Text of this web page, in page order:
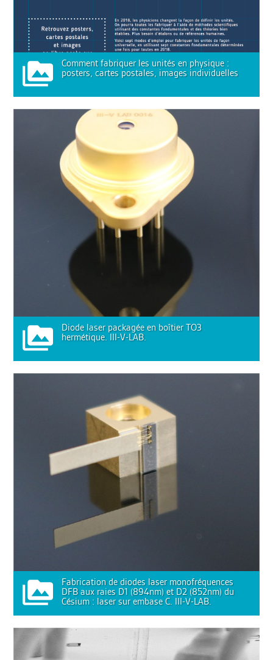
Comment fabriquer les unités en physique :
posters, cartes postales, images individuelles
Diode laser packagée en boîtier TO3
hermétique. III-V-LAB.
Fabrication de diodes laser monofréquences
DFB aux raies D1 (894nm) et D2 (852nm) du
Césium : laser sur embase C. III-V-LAB.